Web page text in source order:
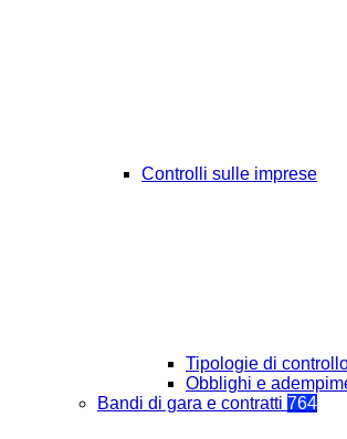
Controlli sulle imprese
Tipologie di
Obblighi e
Bandi di gara e contratti 764